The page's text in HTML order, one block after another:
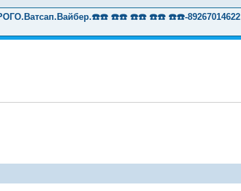
☎️☎️ ☎️☎️ ☎️☎️ ☎️☎️-89267014622